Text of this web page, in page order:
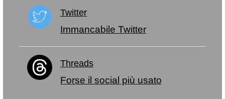
Twitter
Immancabile Twitter
Threads
Forse il social più usato